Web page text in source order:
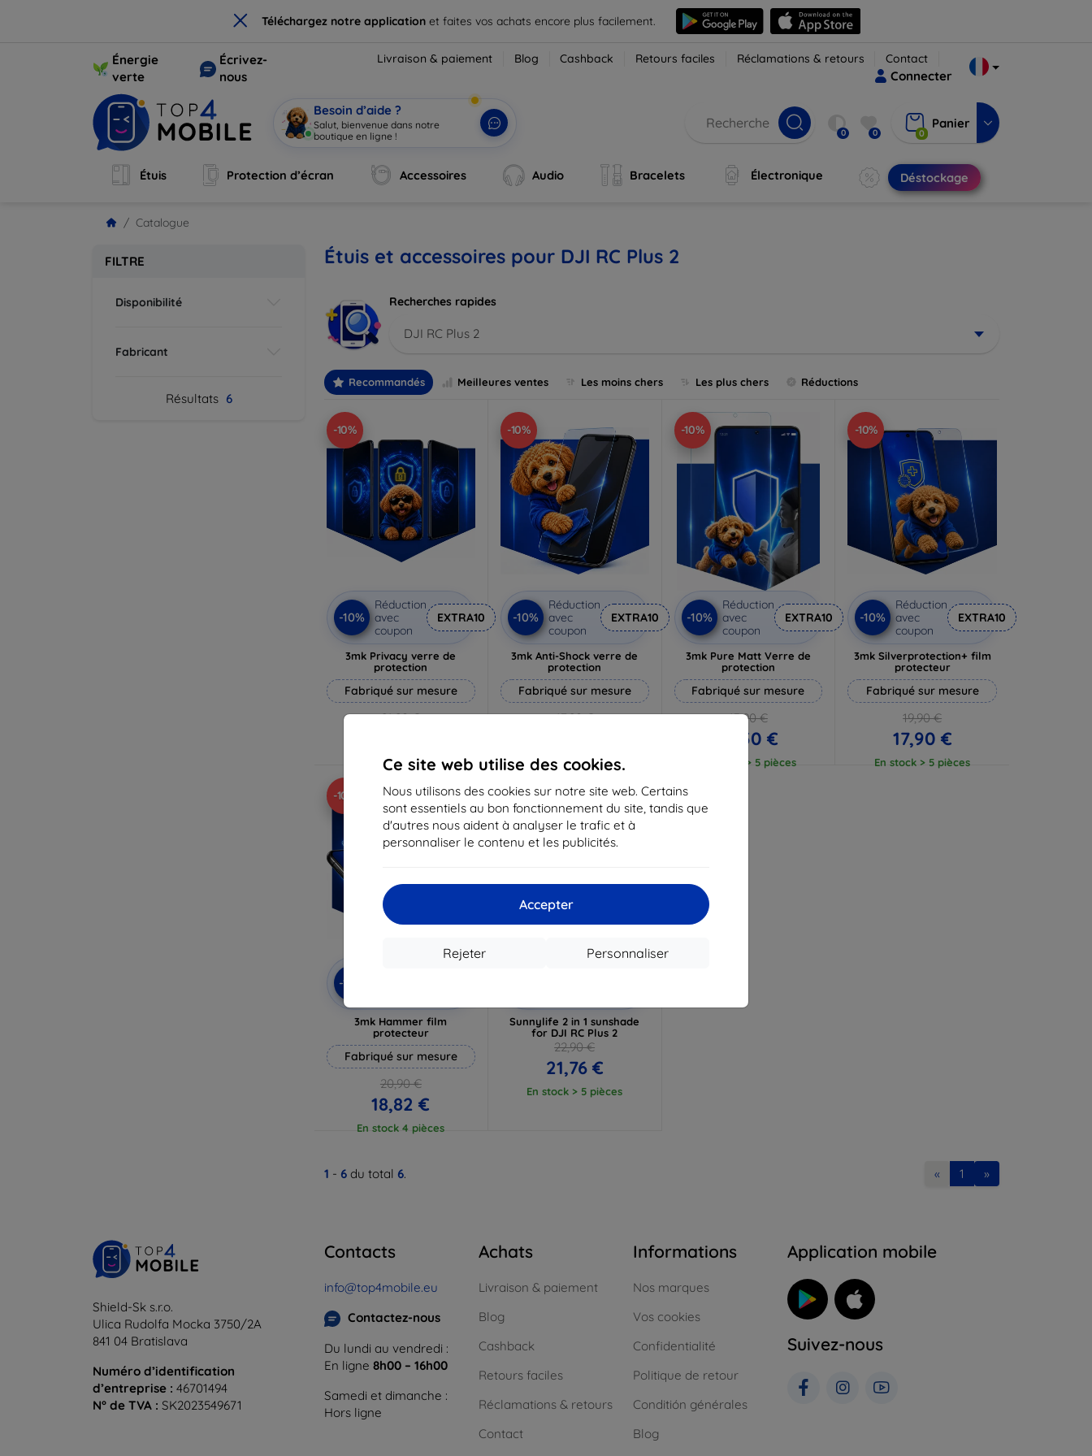
× Téléchargez notre application et faites vos achats encore plus facilement.
Ce site web utilise des cookies.
Nous utilisons des cookies sur notre site web. Certains
sont essentiels au bon fonctionnement du site, tandis que
d'autres nous aident à analyser le trafic et à
personnaliser le contenu et les publicités.
Accepter
Personnaliser
Rejeter
Énergie
verte
Écrivez-
nous
Livraison & paiement Blog Cashback Retours faciles Réclamations & retours Contact
Connecter
Besoin d’aide ?
Salut, bienvenue dans notre
boutique en ligne !
0 0 0
Panier
Étuis Protection d’écran Accessoires Audio Bracelets Électronique Déstockage
Catalogue
FILTRE
Disponibilité
Fabricant
Résultats 6
Étuis et accessoires pour DJI RC Plus 2
Recherches rapides
DJI RC Plus 2
Recommandés Meilleures ventes Les moins chers Les plus chers Réductions
-10%
-10%
Réduction
avec
coupon
EXTRA10
3mk Privacy verre de
protection
Fabriqué sur mesure
21,90 €
En stock 3 pièces
-10%
-10%
Réduction
avec
coupon
EXTRA10
3mk Anti-Shock verre de
protection
Fabriqué sur mesure
17,90 €
En stock > 5 pièces
-10%
-10%
Réduction
avec
coupon
EXTRA10
3mk Pure Matt Verre de
protection
Fabriqué sur mesure
13,90 €
12,50 €
En stock > 5 pièces
-10%
-10%
Réduction
avec
coupon
EXTRA10
3mk Silverprotection+ film
protecteur
Fabriqué sur mesure
19,90 €
17,90 €
En stock > 5 pièces
-10%
-10%
3mk Hammer film
protecteur
Fabriqué sur mesure
20,90 €
18,82 €
En stock 4 pièces
-5%
Sunnylife 2 in 1 sunshade
for DJI RC Plus 2
22,90 €
21,76 €
En stock > 5 pièces
1 - 6 du total 6. « 1 »
Shield-Sk s.r.o.
Ulica Rudolfa Mocka 3750/2A
841 04 Bratislava
Numéro d’identification
d’entreprise : 46701494
N° de TVA : SK2023549671
Contacts
info@top4mobile.eu
Contactez-nous
Du lundi au vendredi :
En ligne 8h00 – 16h00
Samedi et dimanche :
Hors ligne
Achats
Livraison & paiement
Blog
Cashback
Retours faciles
Réclamations & retours
Contact
Informations
Nos marques
Vos cookies
Confidentialité
Politique de retour
Conditión générales
Blog
Application mobile
Suivez-nous